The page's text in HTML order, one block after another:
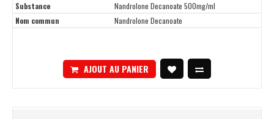
Substance
Nandrolone Decanoate 500mg/ml
Nom commun
Nandrolone Decanoate
AJOUT AU PANIER